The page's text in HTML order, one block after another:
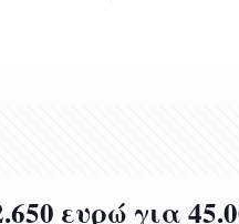
ευρώ για